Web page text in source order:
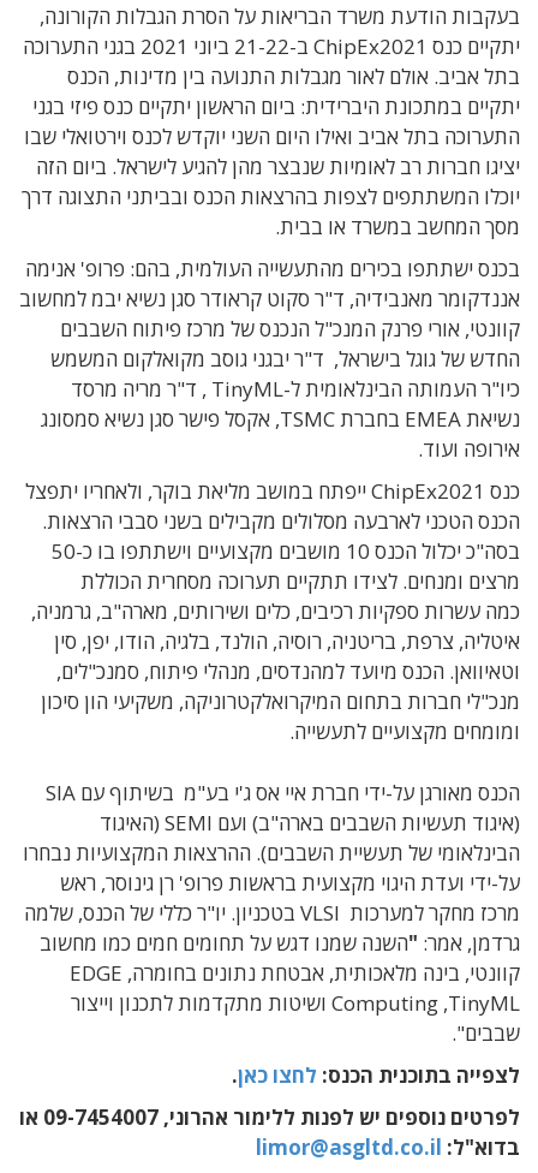
בעקבות הודעת משרד הבריאות על הסרת הגבלות הקורונה,
יתקיים כנס ChipEx2021 ב-21-22 ביוני 2021 בגני התערוכה
בתל אביב. אולם לאור מגבלות התנועה בין מדינות, הכנס
יתקיים במתכונת היברידית: ביום הראשון יתקיים כנס פיזי בגני
התערוכה בתל אביב ואילו היום השני יוקדש לכנס וירטואלי שבו
יציגו חברות רב לאומיות שנבצר מהן להגיע לישראל. ביום הזה
יוכלו המשתתפים לצפות בהרצאות הכנס ובביתני התצוגה דרך
מסך המחשב במשרד או בבית.
בכנס ישתתפו בכירים מהתעשייה העולמית, בהם: פרופ' אנימה
אננדקומר מאנבידיה, ד"ר סקוט קראודר סגן נשיא יבמ למחשוב
קוונטי, אורי פרנק המנכ"ל הנכנס של מרכז פיתוח השבבים
החדש של גוגל בישראל, ד"ר יבגני גוסב מקואלקום המשמש
כיו"ר העמותה הבינלאומית ל-TinyML , ד"ר מריה מרסד
נשיאת EMEA בחברת TSMC, אקסל פישר סגן נשיא סמסונג
אירופה ועוד.
כנס ChipEx2021 ייפתח במושב מליאת בוקר, ולאחריו יתפצל
הכנס הטכני לארבעה מסלולים מקבילים בשני סבבי הרצאות.
בסה"כ יכלול הכנס 10 מושבים מקצועיים וישתתפו בו כ-50
מרצים ומנחים. לצידו תתקיים תערוכה מסחרית הכוללת
כמה עשרות ספקיות רכיבים, כלים ושירותים, מארה"ב, גרמניה,
איטליה, צרפת, בריטניה, רוסיה, הולנד, בלגיה, הודו, יפן, סין
וטאיוואן. הכנס מיועד למהנדסים, מנהלי פיתוח, סמנכ"לים,
מנכ"לי חברות בתחום המיקרואלקטרוניקה, משקיעי הון סיכון
ומומחים מקצועיים לתעשייה.
הכנס מאורגן על-ידי חברת איי אס ג'י בע"מ בשיתוף עם SIA
(איגוד תעשיות השבבים בארה"ב) ועם SEMI (האיגוד
הבינלאומי של תעשיית השבבים). ההרצאות המקצועיות נבחרו
על-ידי ועדת היגוי מקצועית בראשות פרופ' רן גינוסר, ראש
מרכז מחקר למערכות VLSI בטכניון. יו"ר כללי של הכנס, שלמה
גרדמן, אמר: "השנה שמנו דגש על תחומים חמים כמו מחשוב
קוונטי, בינה מלאכותית, אבטחת נתונים בחומרה, EDGE
Computing ,TinyML ושיטות מתקדמות לתכנון וייצור
שבבים".
לצפייה בתוכנית הכנס: לחצו כאן.
לפרטים נוספים יש לפנות ללימור אהרוני, 09-7454007 או
בדוא"ל: limor@asgltd.co.il